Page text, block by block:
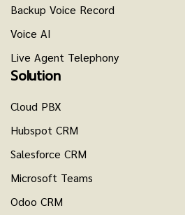
Backup Voice Record
Voice AI
Live Agent Telephony
Solution
Cloud PBX
Hubspot CRM
Salesforce CRM
Microsoft Teams
Odoo CRM